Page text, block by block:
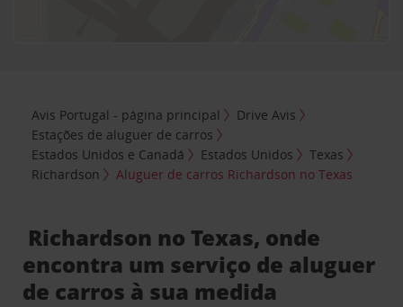
Avis Portugal - página principal
Drive Avis
Estações de aluguer de carros
Estados Unidos e Canadá
Estados Unidos
Texas
Richardson
Aluguer de carros Richardson no Texas
Richardson no Texas, onde
encontra um serviço de aluguer
de carros à sua medida